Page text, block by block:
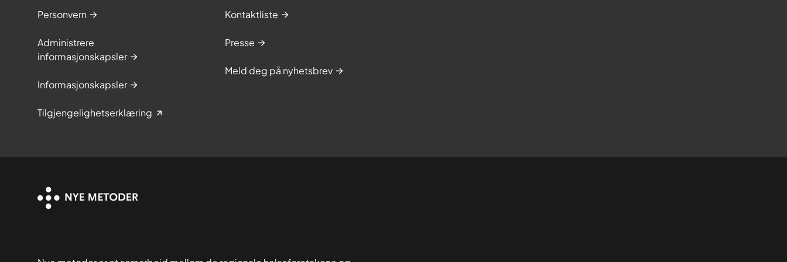
Personvern
Administrere
informasjonskapsler
Informasjonskapsler
Tilgjengelighetserklæring
Kontaktliste
Presse
Meld deg på nyhetsbrev